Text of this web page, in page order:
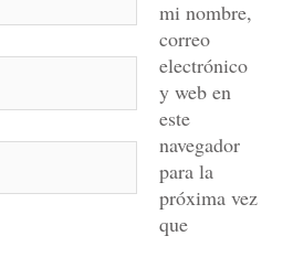
mi nombre,
correo
electrónico
y web en
este
navegador
para la
próxima vez
que